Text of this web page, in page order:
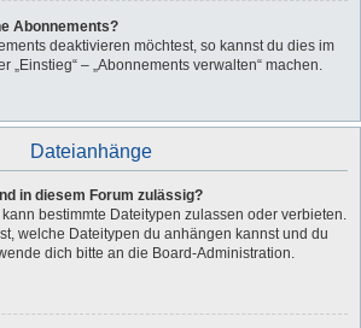
Abonnements?
deaktivieren möchtest, so kannst du dies im
„Einstieg“ – „Abonnements verwalten“ machen.
Dateianhänge
in diesem Forum zulässig?
bestimmte Dateitypen zulassen oder verbieten.
welche Dateitypen du anhängen kannst und du
dich bitte an die Board-Administration.